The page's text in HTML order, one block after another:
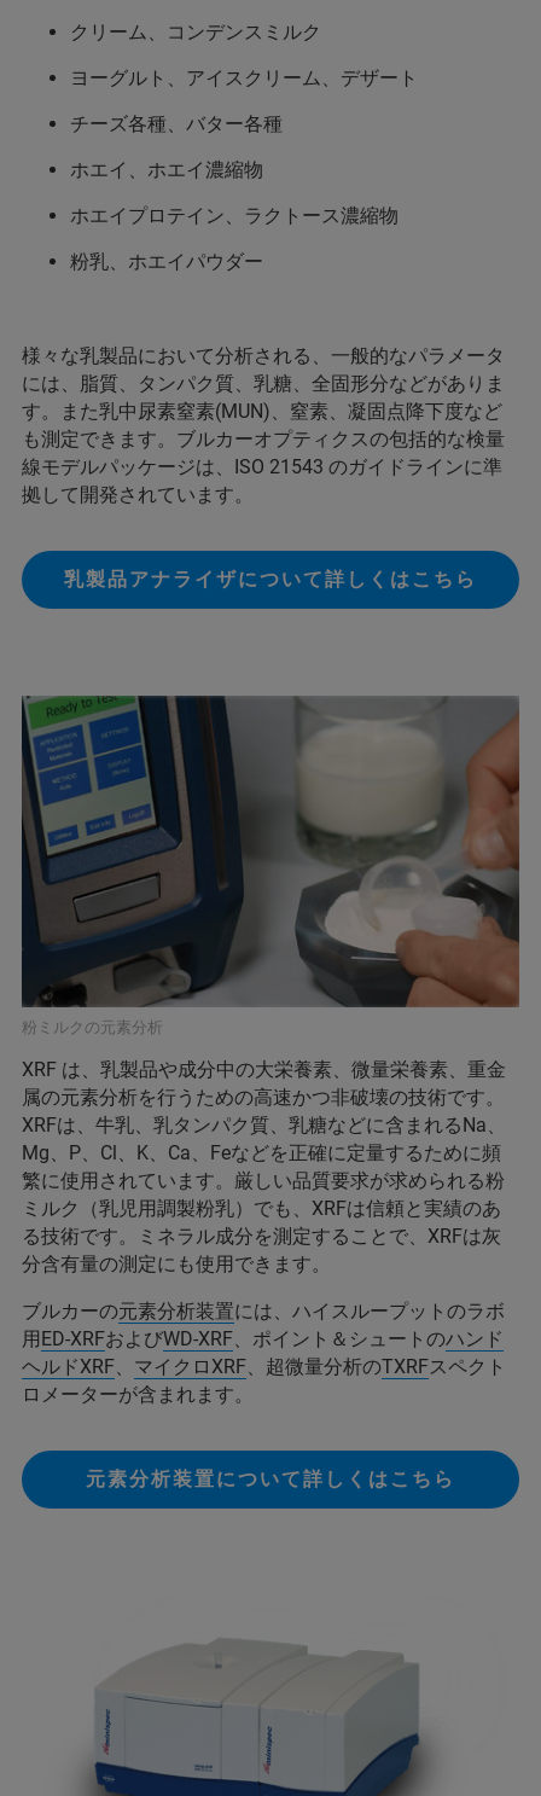
クリーム、コンデンスミルク
ヨーグルト、アイスクリーム、デザート
チーズ各種、バター各種
ホエイ、ホエイ濃縮物
ホエイプロテイン、ラクトース濃縮物
粉乳、ホエイパウダー
様々な乳製品において分析される、一般的なパラメータ
には、脂質、タンパク質、乳糖、全固形分などがありま
す。また乳中尿素窒素(MUN)、窒素、凝固点降下度など
も測定できます。ブルカーオプティクスの包括的な検量
線モデルパッケージは、ISO 21543 のガイドラインに準
拠して開発されています。
乳製品アナライザについて詳しくはこちら
粉ミルクの元素分析
XRF は、乳製品や成分中の大栄養素、微量栄養素、重金
属の元素分析を行うための高速かつ非破壊の技術です。
XRFは、牛乳、乳タンパク質、乳糖などに含まれるNa、
Mg、P、Cl、K、Ca、Feなどを正確に定量するために頻
繁に使用されています。厳しい品質要求が求められる粉
ミルク（乳児用調製粉乳）でも、XRFは信頼と実績のあ
る技術です。ミネラル成分を測定することで、XRFは灰
分含有量の測定にも使用できます。
ブルカーの元素分析装置には、ハイスループットのラボ
用ED-XRFおよびWD-XRF、ポイント＆シュートのハンド
ヘルドXRF、 マイクロXRF、超微量分析のTXRFスペクト
ロメーターが含まれます。
元素分析装置について詳しくはこちら